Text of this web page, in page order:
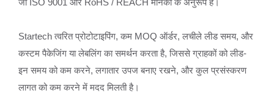
जो ISO 9001 और RoHS / REACH मानकों के अनुरूप हैं।
Startech त्वरित प्रोटोटाइपिंग, कम MOQ ऑर्डर, लचीले लीड समय, और
कस्टम पैकेजिंग या लेबलिंग का समर्थन करता है, जिससे ग्राहकों को लीड-
इन समय को कम करने, लगातार उपज बनाए रखने, और कुल प्रसंस्करण
लागत को कम करने में मदद मिलती है।